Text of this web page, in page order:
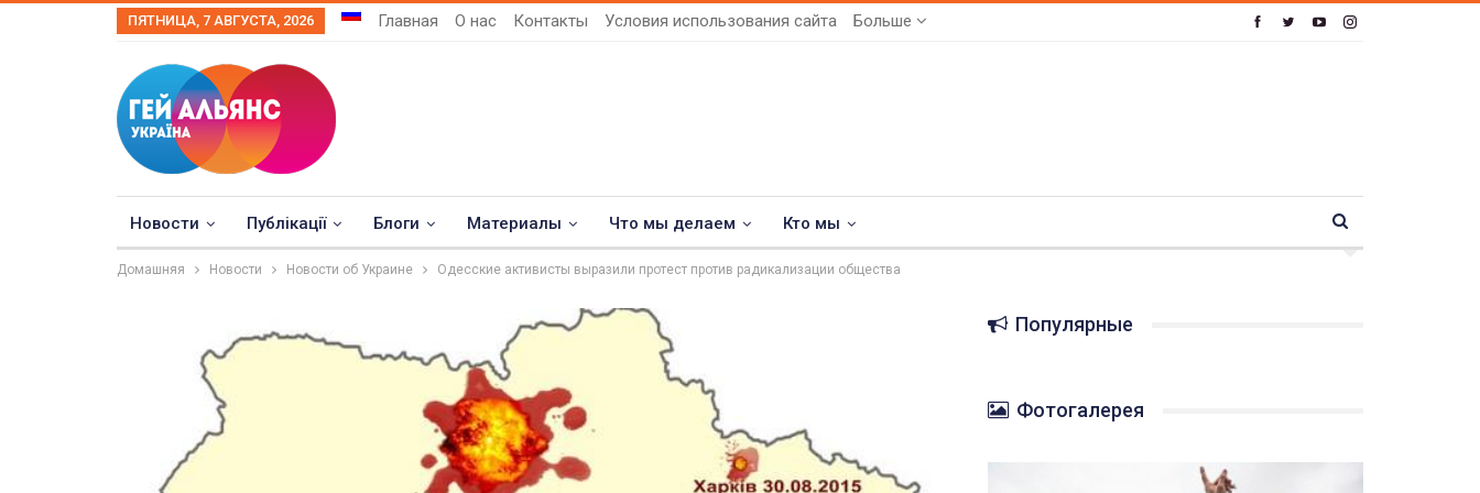
ПЯТНИЦА, 7 АВГУСТА, 2026 Главная О нас Контакты Условия использования сайта Больше
Новости Публікації Блоги Материалы Что мы делаем Кто мы
Домашняя Новости Новости об Украине Одесские активисты выразили протест против радикализации общества
Популярные
Фотогалерея